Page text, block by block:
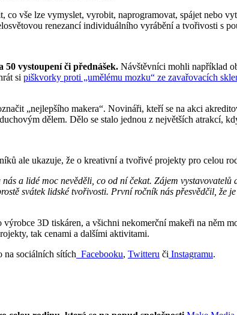
vše lze vymyslet, vyrobit, naprogramovat, spájet nebo
renezancí individuálního vyrábění a tvořivosti s
vystoupení či přednášek. Návštěvníci mohli například
si piškvorky proti „umělému mozku“ ze zavařovacích
„nejlepšího makera“. Novináři, kteří se na akci
dělem. Dělo se stalo jednou z největších atrakcí,
ale ukazuje, že o kreativní a tvořivé projekty pro celou
a lidé moc nevěděli, co od ní čekat. Zájem
svátek lidské tvořivosti. První ročník nás přesvědčil, že
výrobce 3D tiskáren, a všichni nekomerční makeři na něm
tak cenami a dalšími aktivitami.
na sociálních sítích Facebooku, Twitteru či Instagramu.